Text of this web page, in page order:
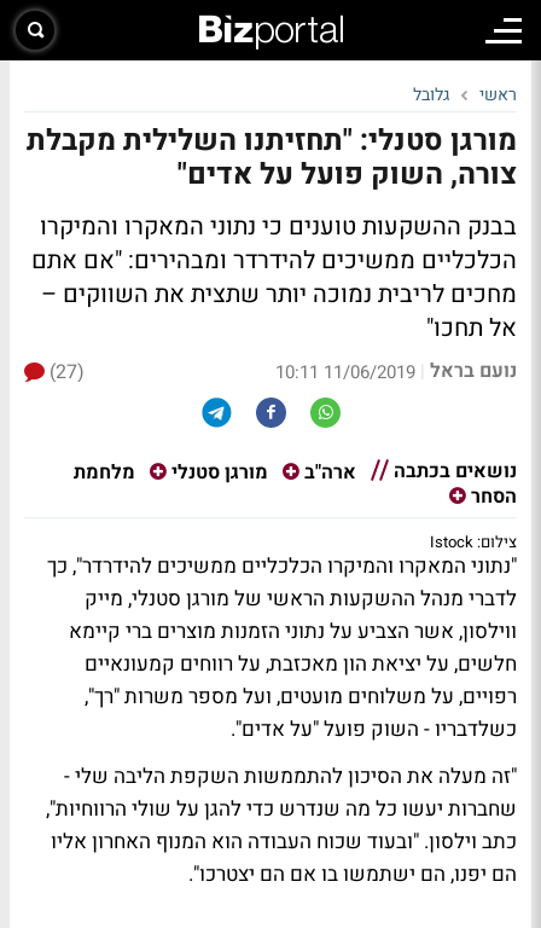
ראשי גלובל
מורגן סטנלי: "תחזיתנו השלילית מקבלת
צורה, השוק פועל על אדים"
בבנק ההשקעות טוענים כי נתוני המאקרו והמיקרו
הכלכליים ממשיכים להידרדר ומבהירים: "אם אתם
מחכים לריבית נמוכה יותר שתצית את השווקים –
אל תחכו"
נועם בראל |
11/06/2019 10:11
(27)
נושאים בכתבה ארה"ב מורגן סטנלי
מלחמת
הסחר
צילום: Istock
"נתוני המאקרו והמיקרו הכלכליים ממשיכים להידרדר", כך
לדברי מנהל ההשקעות הראשי של מורגן סטנלי, מייק
ווילסון, אשר הצביע על נתוני הזמנות מוצרים ברי קיימא
חלשים, על יציאת הון מאכזבת, על רווחים קמעונאיים
רפויים, על משלוחים מועטים, ועל מספר משרות "רך",
כשלדבריו - השוק פועל "על אדים".
"זה מעלה את הסיכון להתממשות השקפת הליבה שלי -
שחברות יעשו כל מה שנדרש כדי להגן על שולי הרווחיות",
כתב וילסון. "ובעוד שכוח העבודה הוא המנוף האחרון אליו
הם יפנו, הם ישתמשו בו אם הם יצטרכו".